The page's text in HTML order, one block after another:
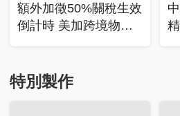
額外加徵50%關稅生效
倒計時 美加跨境物流
特別製作